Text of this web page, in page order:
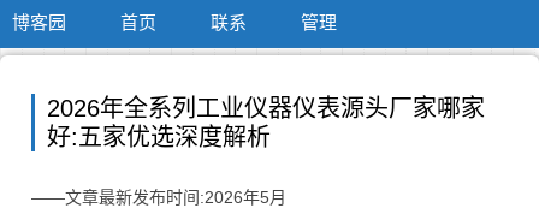
博客园 首页 联系 管理
2026年全系列工业仪器仪表源头厂家哪家
好:五家优选深度解析
——文章最新发布时间:2026年5月